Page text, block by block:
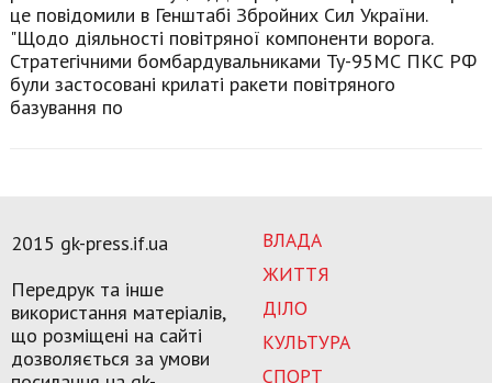
це повідомили в Генштабі Збройних Сил України.
"Щодо діяльності повітряної компоненти ворога.
Стратегічними бомбардувальниками Ту-95МС ПКС РФ
були застосовані крилаті ракети повітряного
базування по
ВЛАДА
ЖИТТЯ
ДІЛО
КУЛЬТУРА
СПОРТ
2015 gk-press.if.ua
Передрук та інше
використання матеріалів,
що розміщені на сайті
дозволяється за умови